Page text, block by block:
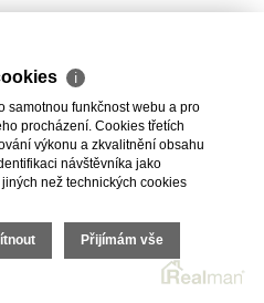
ℹ
samotnou funkčnost webu a pro
procházení. Cookies třetích
výkonu a zkvalitnění obsahu
návštěvníka jako
než technických cookies
Přijímám vše